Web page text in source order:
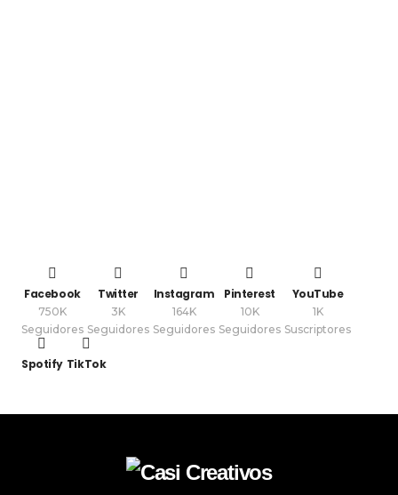
Facebook
750K
Seguidores
Twitter
3K
Seguidores
Instagram
164K
Seguidores
Pinterest
10K
Seguidores
YouTube
1K
Suscriptores
Spotify TikTok